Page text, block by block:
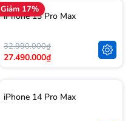
Giảm 17%
iPhone 13 Pro Max
32.990.000₫
27.490.000₫
iPhone 14 Pro Max